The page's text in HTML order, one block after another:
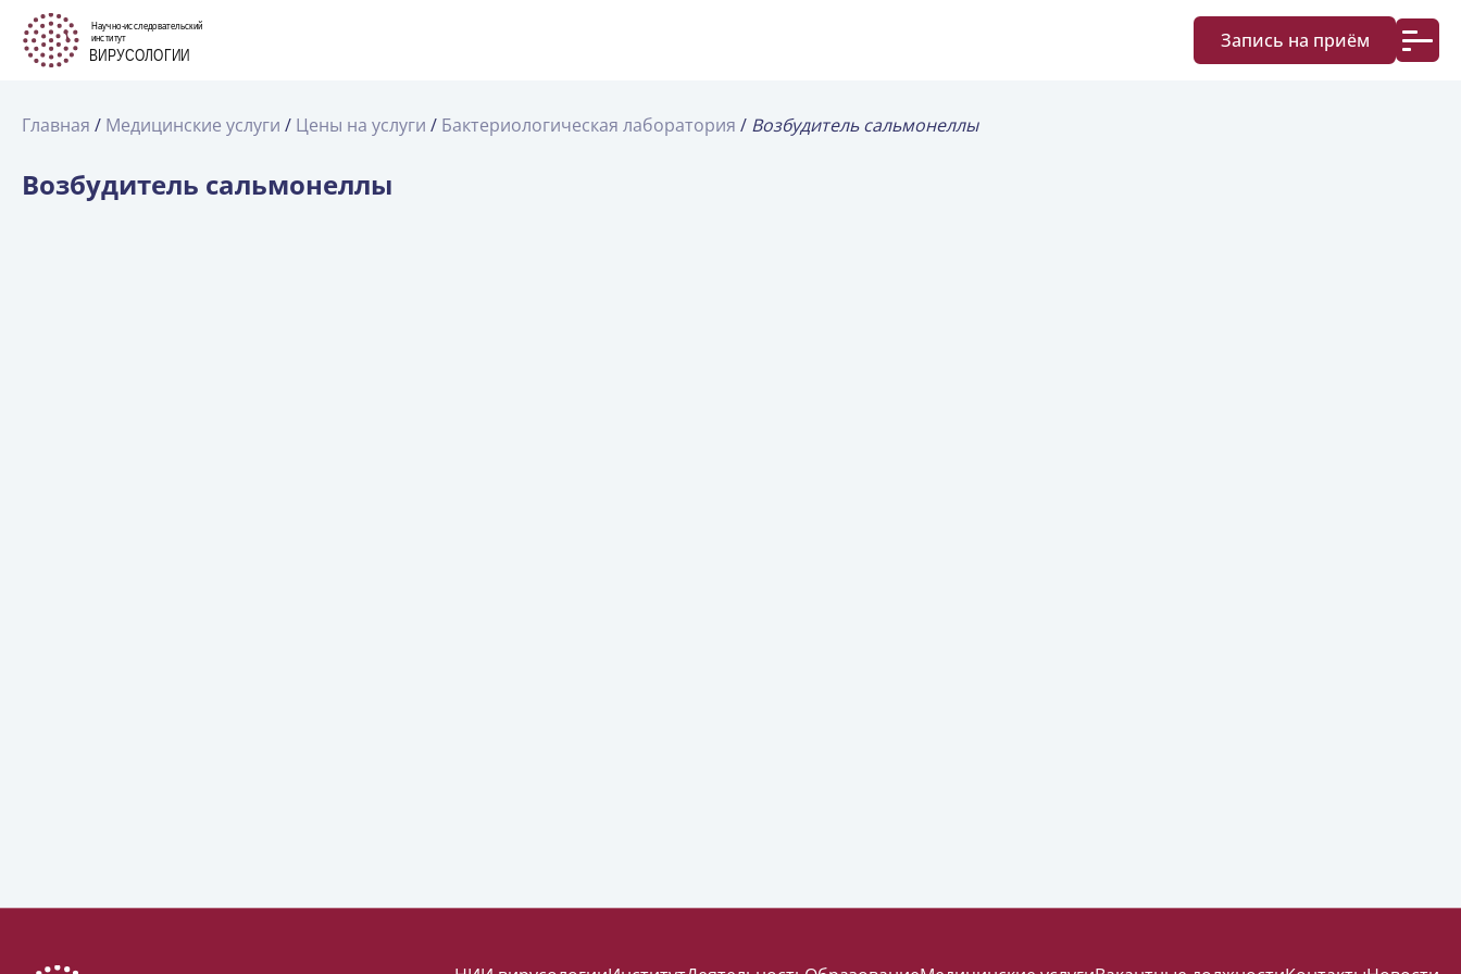
Запись на приём
Главная Медицинские услуги Цены на услуги Бактериологическая лаборатория Возбудитель сальмонеллы
Возбудитель сальмонеллы